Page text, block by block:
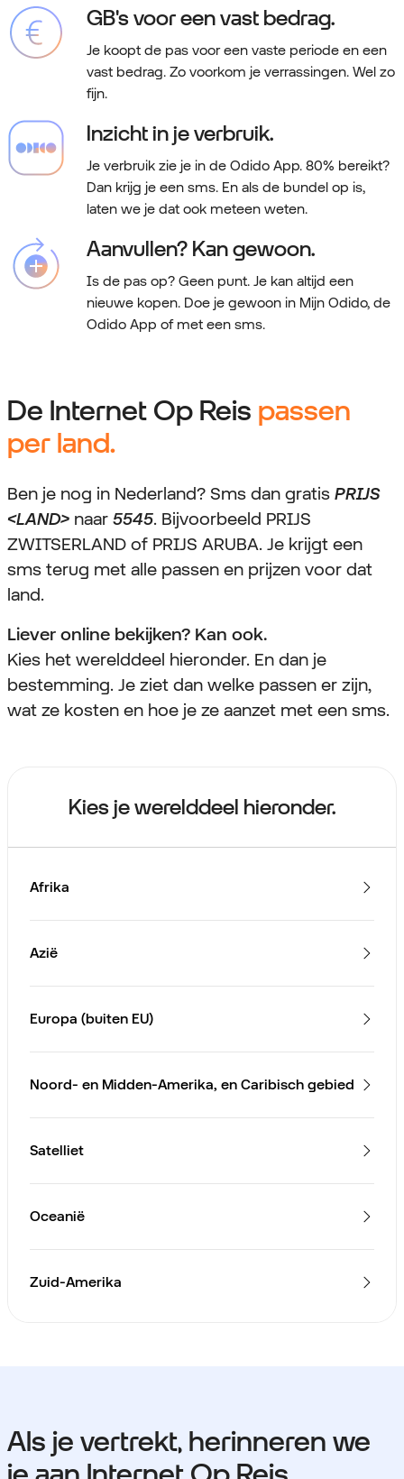
GB's voor een vast bedrag.
Je koopt de pas voor een vaste periode en een
vast bedrag. Zo voorkom je verrassingen. Wel zo
fijn.
Inzicht in je verbruik.
Je verbruik zie je in de Odido App. 80% bereikt?
Dan krijg je een sms. En als de bundel op is,
laten we je dat ook meteen weten.
Aanvullen? Kan gewoon.
Is de pas op? Geen punt. Je kan altijd een
nieuwe kopen. Doe je gewoon in Mijn Odido, de
Odido App of met een sms.
De Internet Op Reis passen
per land.
Ben je nog in Nederland? Sms dan gratis PRIJS
<LAND> naar 5545. Bijvoorbeeld PRIJS
ZWITSERLAND of PRIJS ARUBA. Je krijgt een
sms terug met alle passen en prijzen voor dat
land.
Liever online bekijken? Kan ook.
Kies het werelddeel hieronder. En dan je
bestemming. Je ziet dan welke passen er zijn,
wat ze kosten en hoe je ze aanzet met een sms.
Kies je werelddeel hieronder.
Afrika
Azië
Europa (buiten EU)
Noord- en Midden-Amerika, en Caribisch gebied
Satelliet
Oceanië
Zuid-Amerika
Als je vertrekt, herinneren we